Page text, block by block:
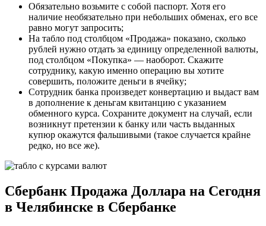
Обязательно возьмите с собой паспорт. Хотя его
наличие необязательно при небольших обменах, его все
равно могут запросить;
На табло под столбцом «Продажа» показано, сколько
рублей нужно отдать за единицу определенной валюты,
под столбцом «Покупка» — наоборот. Скажите
сотруднику, какую именно операцию вы хотите
совершить, положите деньги в ячейку;
Сотрудник банка произведет конвертацию и выдаст вам
в дополнение к деньгам квитанцию с указанием
обменного курса. Сохраните документ на случай, если
возникнут претензии к банку или часть выданных
купюр окажутся фальшивыми (такое случается крайне
редко, но все же).
Сбербанк Продажа Доллара на Сегодня
в Челябинске в Сбербанке